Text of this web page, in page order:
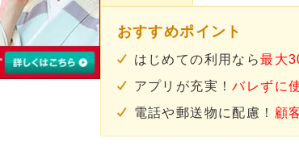
おすすめポイント
はじめての利用なら最大
アプリが充実！バレずに
電話や郵送物に配慮！ 顧